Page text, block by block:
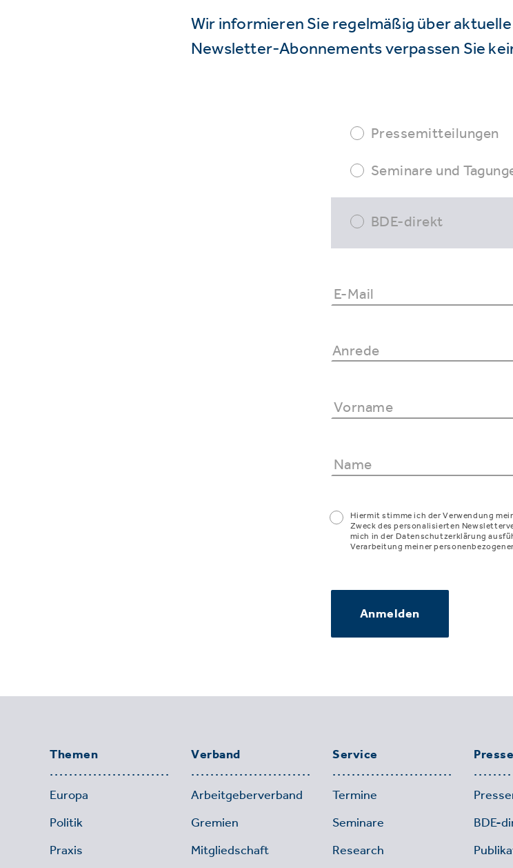
Wir informieren Sie regelmäßig über
Newsletter-Abonnements verpassen Sie
Pressemitteilungen
Seminare und
BDE-direkt
Hiermit stimme ich der Verwendung
Zweck des personalisierten
mich in der Datenschutzerklärung
Verarbeitung meiner
Anmelden
Themen
Europa
Politik
Praxis
Verband
Arbeitgeberverband
Gremien
Mitgliedschaft
Service
Termine
Seminare
Research
Presse
BDE-